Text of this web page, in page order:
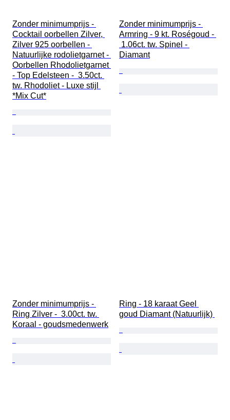
Zonder minimumprijs -
Cocktail oorbellen Zilver,
Zilver 925 oorbellen -
Natuurlijke rodolietgarnet -
Oorbellen Rhodolietgarnet
- Top Edelsteen -  3.50ct.
tw. Rhodoliet - Luxe stijl
*Mix Cut*
Zonder minimumprijs -
Armring - 9 kt. Roségoud -
1.06ct. tw. Spinel -
Diamant
Zonder minimumprijs -
Ring Zilver -  3.00ct. tw.
Koraal - goudsmedenwerk
Ring - 18 karaat Geel
goud Diamant (Natuurlijk)